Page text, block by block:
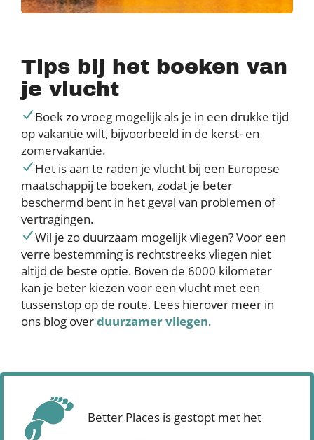
Tips bij het boeken van
je vlucht
Boek zo vroeg mogelijk als je in een drukke tijd
op vakantie wilt, bijvoorbeeld in de kerst- en
zomervakantie.
Het is aan te raden je vlucht bij een Europese
maatschappij te boeken, zodat je beter
beschermd bent in het geval van problemen of
vertragingen.
Wil je zo duurzaam mogelijk vliegen? Voor een
verre bestemming is rechtstreeks vliegen niet
altijd de beste optie. Boven de 6000 kilometer
kan je beter kiezen voor een vlucht met een
tussenstop op de route. Lees hierover meer in
ons blog overduurzamer vliegen.
Better Places is gestopt met het